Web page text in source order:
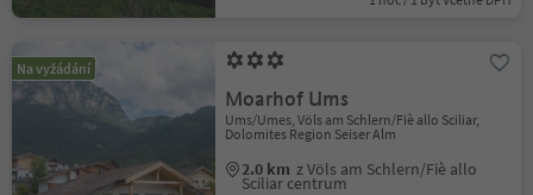
Na vyžádání
Moarhof Ums
Ums/Umes, Völs am Schlern/Fiè allo Sciliar,
Dolomites Region Seiser Alm
2.0 km z Völs am Schlern/Fiè allo
Sciliar centrum